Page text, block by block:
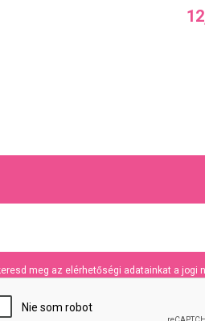
Ár
meg az elérhetőségi adatainkat a jogi